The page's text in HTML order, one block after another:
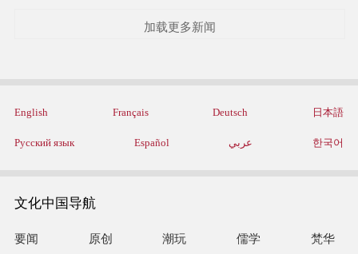
加载更多新闻
English Français Deutsch 日本語
Русский язык Español عربي 한국어
文化中国导航
要闻 原创 潮玩 儒学 梵华